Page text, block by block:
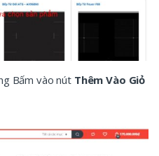
Bấm vào nút Thêm Vào Giỏ